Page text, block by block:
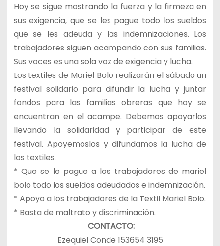
Hoy se sigue mostrando la fuerza y la firmeza en
sus exigencia, que se les pague todo los sueldos
que se les adeuda y las indemnizaciones. Los
trabajadores siguen acampando con sus familias.
Sus voces es una sola voz de exigencia y lucha.
Los textiles de Mariel Bolo realizarán el sábado un
festival solidario para difundir la lucha y juntar
fondos para las familias obreras que hoy se
encuentran en el acampe. Debemos apoyarlos
llevando la solidaridad y participar de este
festival. Apoyemoslos y difundamos la lucha de
los textiles.
* Que se le pague a los trabajadores de mariel
bolo todo los sueldos adeudados e indemnización.
* Apoyo a los trabajadores de la Textil Mariel Bolo.
* Basta de maltrato y discriminación.
CONTACTO:
Ezequiel Conde 153654 3195